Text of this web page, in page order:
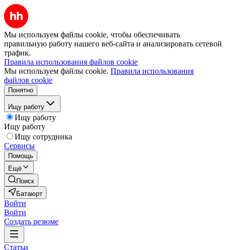
Мы используем файлы cookie, чтобы обеспечивать
правильную работу нашего веб-сайта и анализировать сетевой
трафик.
Правила использования файлов cookie
Мы используем файлы cookie. Правила использования
файлов cookie
Понятно
Ищу работу
Ищу работу
Ищу работу
Ищу сотрудника
Сервисы
Помощь
Ещё
Поиск
Батаюрт
Войти
Войти
Создать резюме
Статьи